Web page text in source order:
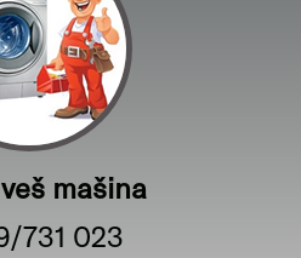
mašina
731 023